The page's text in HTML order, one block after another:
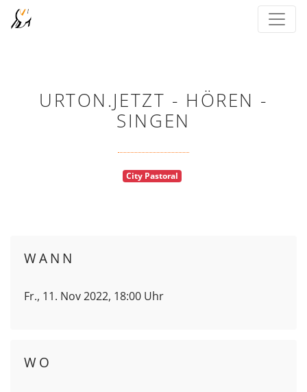
URTON.JETZT - HÖREN -
SINGEN
City Pastoral
WANN
Fr., 11. Nov 2022, 18:00 Uhr
WO